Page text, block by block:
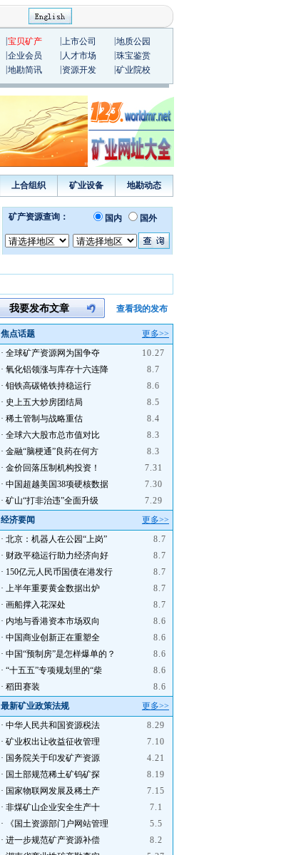
宝贝矿产 上市公司
地质公园
企业会员 人才市场
珠宝鉴赏
地勘简讯 资源开发 矿业院校
上合组织 矿业设备 地勘动态
我要发布文章 查看我的发布
焦点话题
更多>>
· 全球矿产资源网为国争夺
10.27
· 氧化铝领涨与库存十六连降
8.7
· 钼铁高碳铬铁持稳运行
8.6
· 史上五大炒房团结局
8.5
· 稀土管制与战略重估
8.4
· 全球六大股市总市值对比
8.3
· 金融“脑梗通”良药在何方
8.3
· 金价回落压制机构投资！
7.31
· 中国超越美国38项硬核数据
7.30
· 矿山“打非治违”全面升级
7.29
经济要闻
更多>>
· 北京：机器人在公园“上岗”
8.7
· 财政平稳运行助力经济向好
8.7
· 150亿元人民币国债在港发行
8.7
· 上半年重要黄金数据出炉
8.7
· 画船撑入花深处
8.7
· 内地与香港资本市场双向
8.6
· 中国商业创新正在重塑全
8.6
· 中国“预制房”是怎样爆单的？
8.6
· “十五五”专项规划里的“柴
8.6
· 稻田赛装
8.6
最新矿业政策法规
更多>>
· 中华人民共和国资源税法
8.29
· 矿业权出让收益征收管理
7.10
· 国务院关于印发矿产资源
4.21
· 国土部规范稀土矿钨矿探
8.19
· 国家物联网发展及稀土产
7.15
· 非煤矿山企业安全生产十
7.1
·
《国土资源部门户网站管理
5.5
· 进一步规范矿产资源补偿
8.2